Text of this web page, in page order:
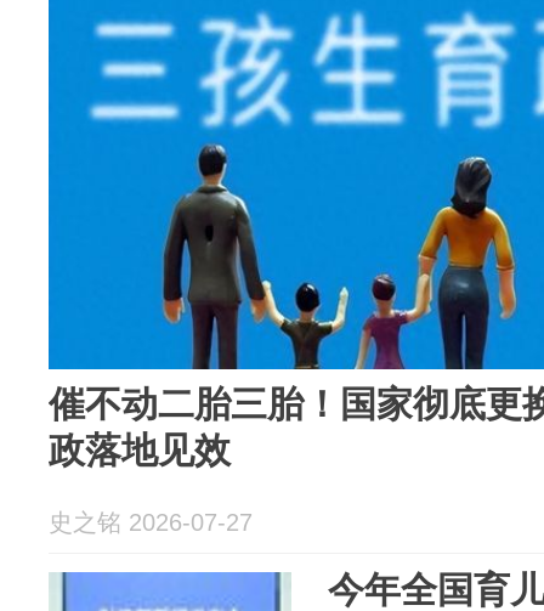
催不动二胎三胎！国家彻底更
政落地见效
史之铭 2026-07-27
今年全国育